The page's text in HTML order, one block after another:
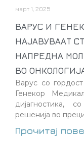
март 1, 2025
ВАРУС И
НАЈАВУВААТ
НАПРЕДНА
ВО
Варус со гордост
Генекор
дијагностика,
решенија во
Прочитај